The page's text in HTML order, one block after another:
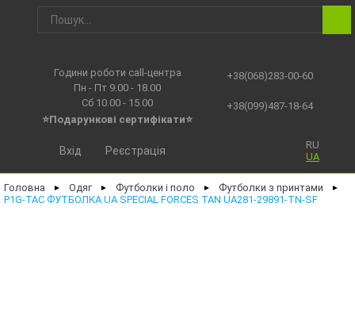
Години роботи call-центра
Пн - Пт 9.00 - 18.00
Сб 10.00 - 15.00
⭐Подарункові сертифікати⭐
+38(068)283-00-60
+38(099)487-18-64
RU
UA
Вхід Реєстрація
Головна ► Одяг ► Футболки і поло ► Футболки з принтами ►
P1G-TAC ФУТБОЛКА UA SPECIAL FORCES TAN UA281-29891-TN-SF